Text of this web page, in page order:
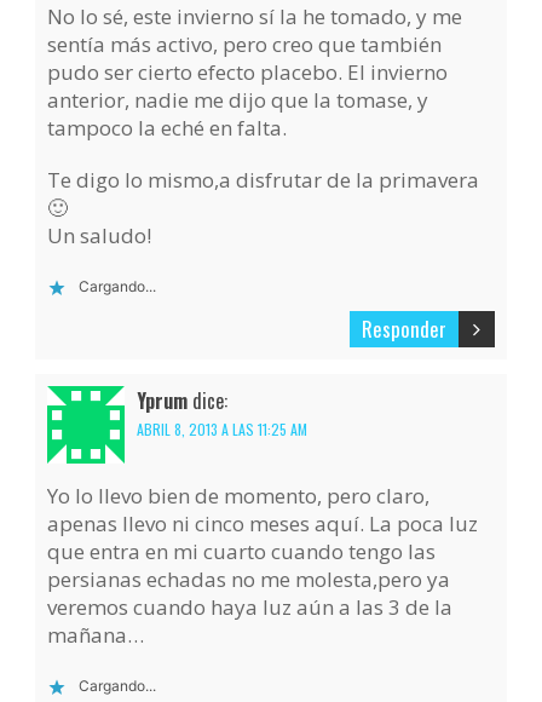
No lo sé, este invierno sí la he tomado, y me
sentía más activo, pero creo que también
pudo ser cierto efecto placebo. El invierno
anterior, nadie me dijo que la tomase, y
tampoco la eché en falta.
Te digo lo mismo,a disfrutar de la primavera
🙂
Un saludo!
Cargando...
Responder
Yprum dice:
ABRIL 8, 2013 A LAS 11:25 AM
Yo lo llevo bien de momento, pero claro,
apenas llevo ni cinco meses aquí. La poca luz
que entra en mi cuarto cuando tengo las
persianas echadas no me molesta,pero ya
veremos cuando haya luz aún a las 3 de la
mañana…
Cargando...